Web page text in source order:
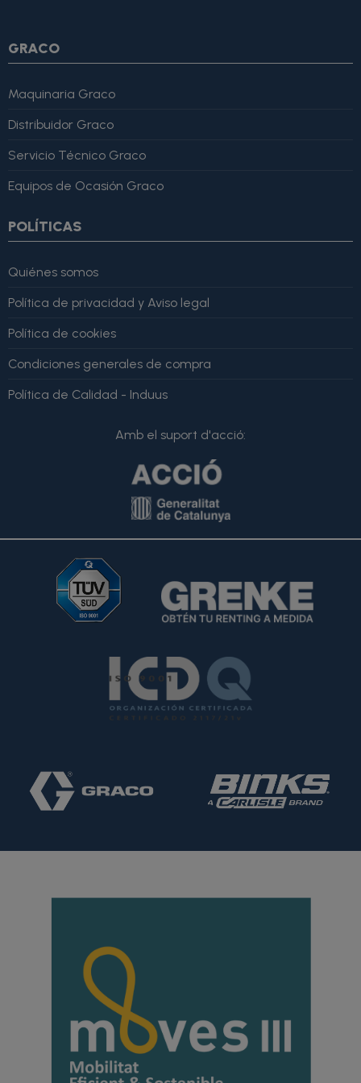
GRACO
Maquinaria Graco
Distribuidor Graco
Servicio Técnico Graco
Equipos de Ocasión Graco
POLÍTICAS
Quiénes somos
Política de privacidad y Aviso legal
Política de cookies
Condiciones generales de compra
Política de Calidad - Induus
Amb el suport d'acció: